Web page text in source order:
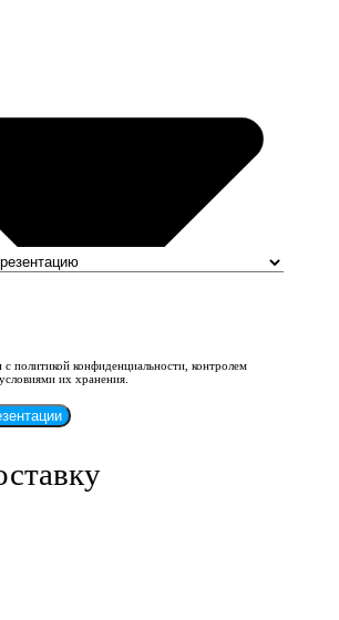
с политикой конфиденциальности, контролем
их хранения.